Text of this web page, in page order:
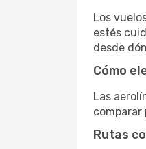
Los
estés
desde
Cómo
Las
comparar
Rutas